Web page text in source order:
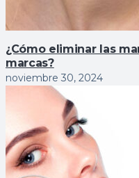
¿Cómo eliminar las
marcas?
noviembre 30, 2024